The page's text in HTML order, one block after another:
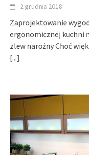
2 grudnia 2018
Zaprojektowanie
ergonomicznej kuchni
zlew narożny Choć
[...]